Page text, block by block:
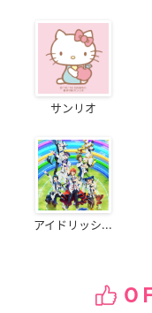
サンリオ
アイドリッシ...